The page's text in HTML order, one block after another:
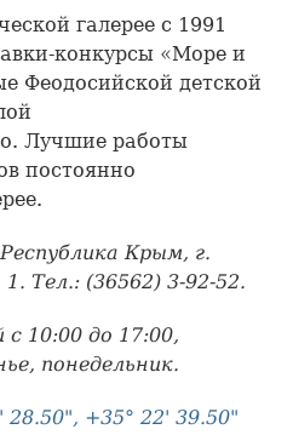
галерее с 1991
конкурсы «Море и
Феодосийской детской
Лучшие работы
постоянно
Крым, г.
Тел.: (36562) 3-92-52.
10:00 до 17:00,
понедельник.
28.50", +35° 22' 39.50"